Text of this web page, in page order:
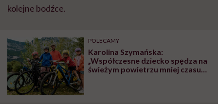
kolejne bodźce.
POLECAMY
Karolina Szymańska:
„Współczesne dziecko spędza na
świeżym powietrzu mniej czasu